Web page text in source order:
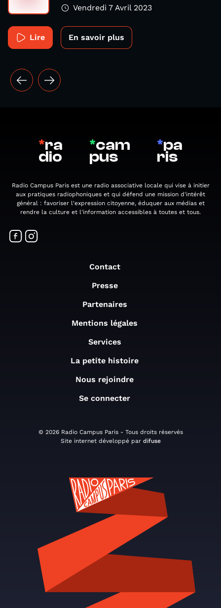
Vendredi 7 Avril 2023
Lire En savoir plus
*ra
dio
*cam
pus
*pa
ris
Radio Campus Paris est une radio associative locale qui vise à initier
aux pratiques radiophoniques et qui défend une mission d'intérêt
général : favoriser l'expression citoyenne, éduquer aux médias et
rendre la culture et l'information accessibles à toutes et tous.
Contact
Presse
Partenaires
Mentions légales
Services
La petite histoire
Nous rejoindre
Se connecter
© 2026 Radio Campus Paris - Tous droits réservés
Site internet développé par difuse